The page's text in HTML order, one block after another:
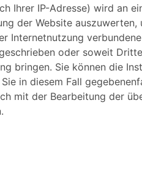
Ihrer IP-Adresse) wird an
der Website
Internetnutzung
oder soweit
bringen. Sie können die
in diesem Fall
mit der Bearbeitung der